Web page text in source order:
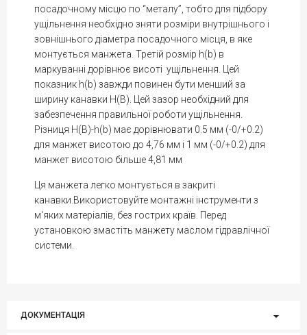
посадочному місцю по “металу”, тобто для підбору
ущільнення необхідно зняти розміри внутрішнього і
зовнішнього діаметра посадочного місця, в яке
монтується манжета. Третій розмір h(b) в
маркуванні дорівнює висоті ущільнення. Цей
показник h(b) завжди повинен бути менший за
ширину канавки H(В). Цей зазор необхідний для
забезпечення правильної роботи ущільнення.
Різниця H(B)-h(b) має дорівнювати 0.5 мм (-0/+0.2)
для манжет висотою до 4,76 мм і 1 мм (-0/+0.2) для
манжет висотою більше 4,81 мм
Ця манжета легко монтується в закриті
канавки.Використовуйте монтажні інструменти з
м'яких матеріалів, без гострих країв. Перед
установкою змастіть манжету маслом гідравлічної
системи.
ДОКУМЕНТАЦІЯ